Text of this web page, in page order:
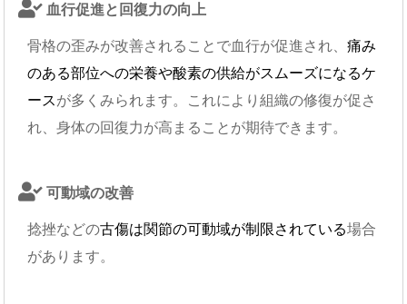
血行促進と回復力の向上
骨格の歪みが改善されることで血行が促進され、 痛み
のある部位への栄養や酸素の供給がスムーズになるケ
ースが多くみられます。これにより組織の修復が促さ
れ、身体の回復力が高まることが期待できます。
可動域の改善
捻挫などの古傷は関節の可動域が制限されている場合
があります。